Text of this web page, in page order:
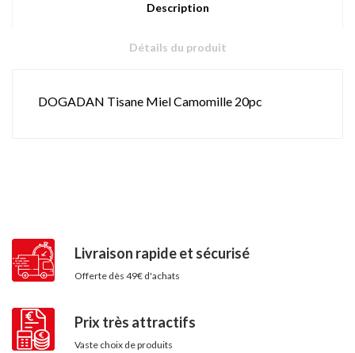
Description
Détails du produit
DOGADAN Tisane Miel Camomille 20pc
Livraison rapide et sécurisé
Offerte dès 49€ d'achats
Prix très attractifs
Vaste choix de produits